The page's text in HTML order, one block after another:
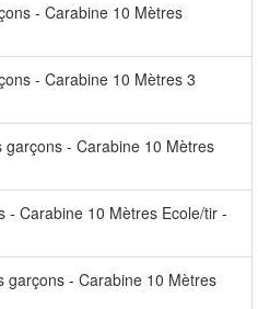
- Carabine 10 Mètres
- Carabine 10 Mètres 3
garçons - Carabine 10 Mètres
- Carabine 10 Mètres Ecole/tir -
garçons - Carabine 10 Mètres